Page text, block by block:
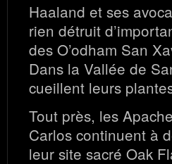
Haaland et ses
rien détruit
des O’odham San
Dans la Vallée de
cueillent leurs
Tout près, les
Carlos continuent à
leur site sacré Oak